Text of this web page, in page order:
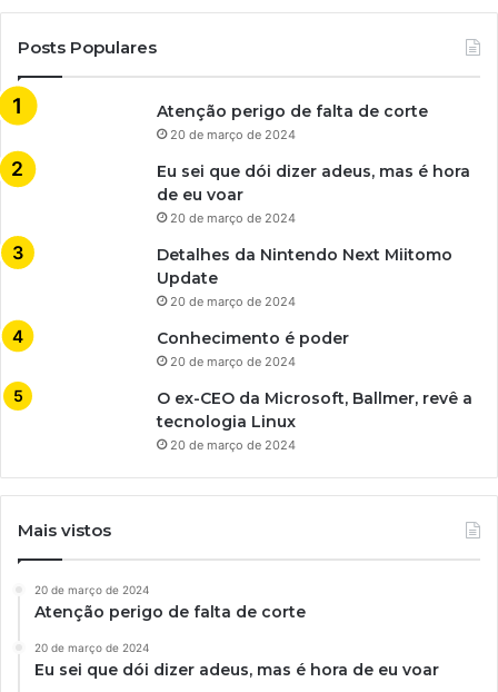
Posts Populares
Atenção perigo de falta de corte
20 de março de 2024
Eu sei que dói dizer adeus, mas é hora
de eu voar
20 de março de 2024
Detalhes da Nintendo Next Miitomo
Update
20 de março de 2024
Conhecimento é poder
20 de março de 2024
O ex-CEO da Microsoft, Ballmer, revê a
tecnologia Linux
20 de março de 2024
Mais vistos
20 de março de 2024
Atenção perigo de falta de corte
20 de março de 2024
Eu sei que dói dizer adeus, mas é hora de eu voar